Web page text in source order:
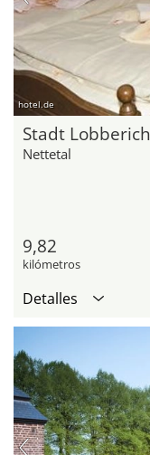
hotel.de
Stadt Lobberich
Nettetal
9,82
kilómetros
Detalles